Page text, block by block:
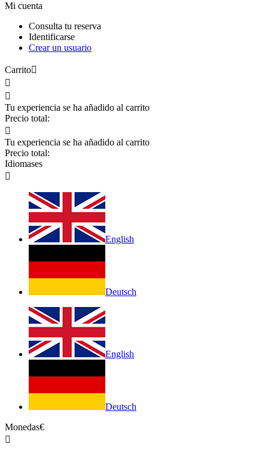
Mi cuenta
Consulta tu reserva
Identificarse
Crear un usuario
Carrito


Tu experiencia se ha añadido al carrito
Precio total:

Tu experiencia se ha añadido al carrito
Precio total:
Idiomases

English
Deutsch
English
Deutsch
Monedas€
